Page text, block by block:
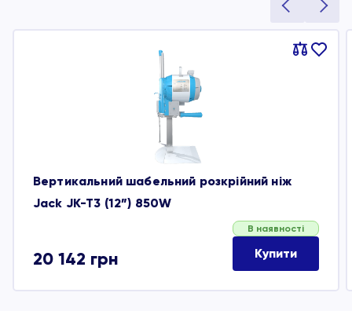
Порівняти
В
Вертикальний шабельний розкрійний ніж
Jack JK-T3 (12”) 850W
20 142 грн
В наявності
Купити